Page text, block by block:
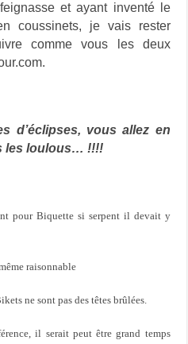
et ayant inventé le
coussinets, je vais rester
comme vous les deux
d’éclipses, vous allez en
les loulous… !!!!
pour Biquette si serpent il devait y
raisonnable
ne sont pas des têtes brûlées.
il serait peut être grand temps